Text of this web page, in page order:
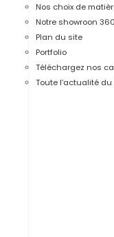
Nos choix de
Notre showroon
Plan du site
Portfolio
Téléchargez nos
Toute l’actualité